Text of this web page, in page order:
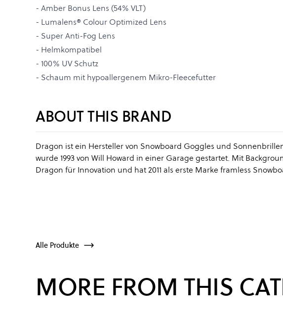
- Amber Bonus Lens (54% VLT)
- Lumalens® Colour Optimized Lens
- Super Anti-Fog Lens
- Helmkompatibel
- 100% UV Schutz
- Schaum mit hypoallergenem Mikro-Fleecefutter
ABOUT THIS BRAND
Dragon ist ein Hersteller von Snowboard Goggles und
wurde 1993 von Will Howard in einer Garage gestartet. Mit
Dragon für Innovation und hat 2011 als erste Marke framless
Alle Produkte
MORE FROM THIS